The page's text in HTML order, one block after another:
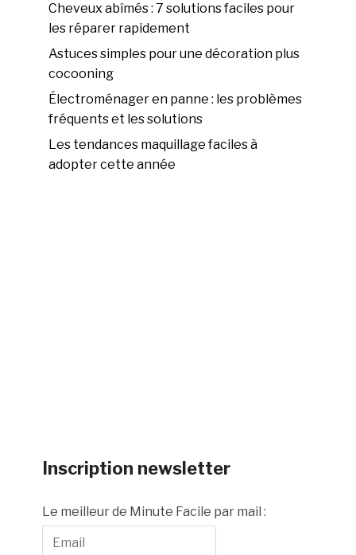
Cheveux abîmés : 7 solutions faciles pour
les réparer rapidement
Astuces simples pour une décoration plus
cocooning
Électroménager en panne : les problèmes
fréquents et les solutions
Les tendances maquillage faciles à
adopter cette année
Inscription newsletter
Le meilleur de Minute Facile par mail :